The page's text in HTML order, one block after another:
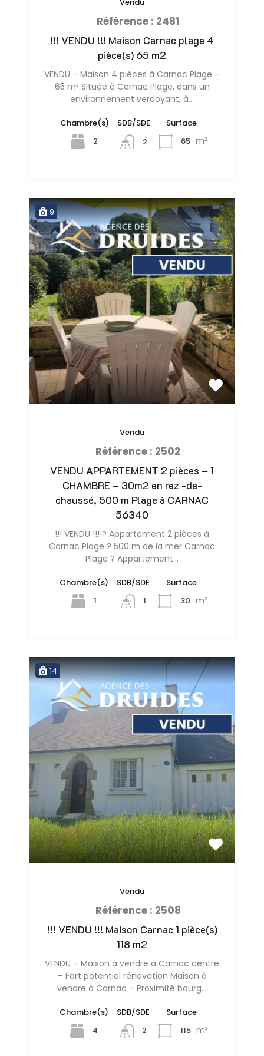
!!! VENDU !!! Maison Carnac plage 4
pièce(s) 65 m2
VENDU – Maison 4 pièces à Carnac Plage –
65 m² Située à Carnac Plage, dans un
environnement verdoyant, à…
Chambre(s)
2
SDB/SDE
2
Surface
65 m²
Vendu
Référence : 2481
9
VENDU APPARTEMENT 2 pièces – 1
CHAMBRE – 30m2 en rez -de-
chaussé, 500 m Plage à CARNAC
56340
!!! VENDU !!! ? Appartement 2 pièces à
Carnac Plage ? 500 m de la mer Carnac
Plage ? Appartement…
Chambre(s)
1
SDB/SDE
1
Surface
30 m²
Vendu
Référence : 2502
14
!!! VENDU !!! Maison Carnac 1 pièce(s)
118 m2
VENDU – Maison à vendre à Carnac centre
– Fort potentiel rénovation Maison à
vendre à Carnac – Proximité bourg…
Chambre(s)
4
SDB/SDE
2
Surface
115 m²
Vendu
Référence : 2508